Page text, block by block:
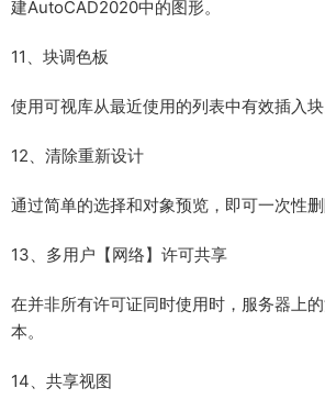
建AutoCAD2020中的图形。
11、块调色板
使用可视库从最近使用的列表中有效插入块
12、清除重新设计
通过简单的选择和对象预览，即可一次性删
13、多用户【网络】许可共享
在并非所有许可证同时使用时，服务器上
本。
14、共享视图